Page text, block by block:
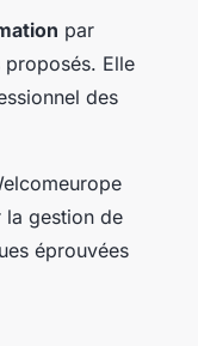
par
Elle
des
la gestion de
éprouvées